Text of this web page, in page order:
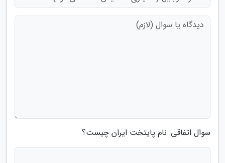
سوال اتفاقی: نام پایتخت ایران چیست؟